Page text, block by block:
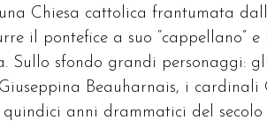
Chiesa cattolica frantumata
il pontefice a suo “cappellano”
Sullo sfondo grandi personaggi:
Beauharnais, i cardinali
anni drammatici del